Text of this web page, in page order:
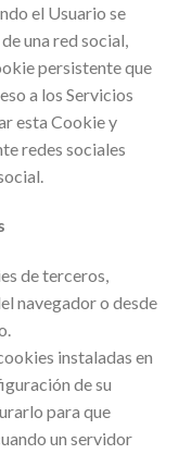
el Usuario se
una red social,
persistente que
a los Servicios
esta Cookie y
redes sociales
de terceros,
navegador o desde
instaladas en
de su
para que
un servidor